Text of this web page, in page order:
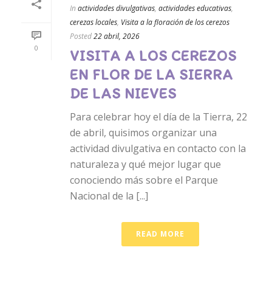
0
In actividades divulgativas, actividades educativas,
cerezas locales, Visita a la floración de los cerezos
Posted22 abril, 2026
VISITA A LOS CEREZOS
EN FLOR DE LA SIERRA
DE LAS NIEVES
Para celebrar hoy el día de la Tierra, 22
de abril, quisimos organizar una
actividad divulgativa en contacto con la
naturaleza y qué mejor lugar que
conociendo más sobre el Parque
Nacional de la [...]
READ MORE